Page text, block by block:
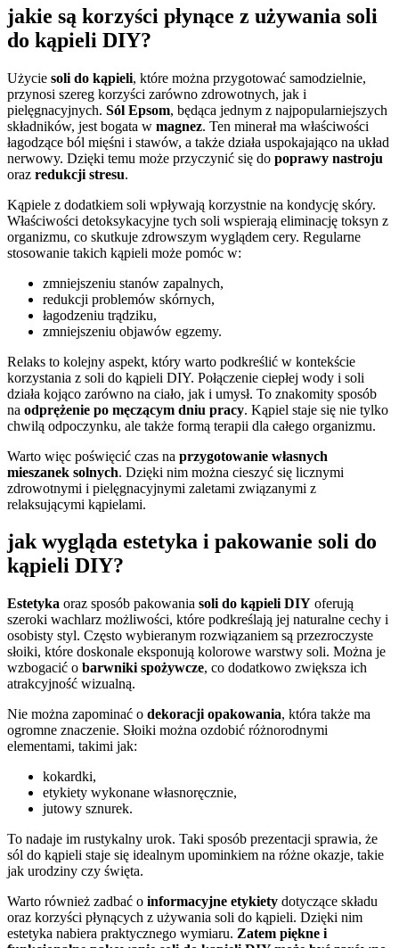
jakie są korzyści płynące z używania soli
do kąpieli DIY?
Użycie soli do kąpieli, które można przygotować samodzielnie,
przynosi szereg korzyści zarówno zdrowotnych, jak i
pielęgnacyjnych. Sól Epsom, będąca jednym z najpopularniejszych
składników, jest bogata w magnez. Ten minerał ma właściwości
łagodzące ból mięśni i stawów, a także działa uspokajająco na układ
nerwowy. Dzięki temu może przyczynić się do poprawy nastroju
oraz redukcji stresu.
Kąpiele z dodatkiem soli wpływają korzystnie na kondycję skóry.
Właściwości detoksykacyjne tych soli wspierają eliminację toksyn z
organizmu, co skutkuje zdrowszym wyglądem cery. Regularne
stosowanie takich kąpieli może pomóc w:
zmniejszeniu stanów zapalnych,
redukcji problemów skórnych,
łagodzeniu trądziku,
zmniejszeniu objawów egzemy.
Relaks to kolejny aspekt, który warto podkreślić w kontekście
korzystania z soli do kąpieli DIY. Połączenie ciepłej wody i soli
działa kojąco zarówno na ciało, jak i umysł. To znakomity sposób
na odprężenie po męczącym dniu pracy. Kąpiel staje się nie tylko
chwilą odpoczynku, ale także formą terapii dla całego organizmu.
Warto więc poświęcić czas na przygotowanie własnych
mieszanek solnych. Dzięki nim można cieszyć się licznymi
zdrowotnymi i pielęgnacyjnymi zaletami związanymi z
relaksującymi kąpielami.
jak wygląda estetyka i pakowanie soli do
kąpieli DIY?
Estetyka oraz sposób pakowania soli do kąpieli DIY oferują
szeroki wachlarz możliwości, które podkreślają jej naturalne cechy i
osobisty styl. Często wybieranym rozwiązaniem są przezroczyste
słoiki, które doskonale eksponują kolorowe warstwy soli. Można je
wzbogacić o barwniki spożywcze, co dodatkowo zwiększa ich
atrakcyjność wizualną.
Nie można zapominać o dekoracji opakowania, która także ma
ogromne znaczenie. Słoiki można ozdobić różnorodnymi
elementami, takimi jak:
kokardki,
etykiety wykonane własnoręcznie,
jutowy sznurek.
To nadaje im rustykalny urok. Taki sposób prezentacji sprawia, że
sól do kąpieli staje się idealnym upominkiem na różne okazje, takie
jak urodziny czy święta.
Warto również zadbać o informacyjne etykiety dotyczące składu
oraz korzyści płynących z używania soli do kąpieli. Dzięki nim
estetyka nabiera praktycznego wymiaru. Zatem piękne i